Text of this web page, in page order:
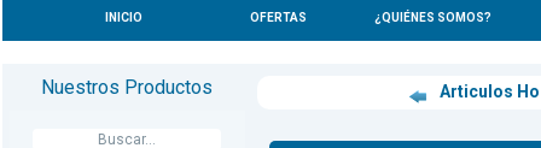
INICIO OFERTAS ¿QUIÉNES SOMOS?
Nuestros Productos Articulos